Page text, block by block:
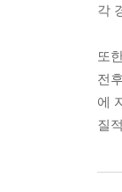
각
또
전
에
질